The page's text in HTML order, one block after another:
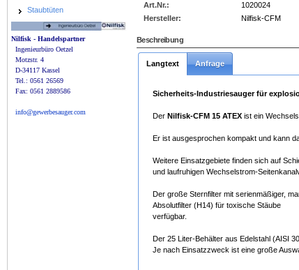
Staubtüten
Nilfisk - Handelspartner
Ingenieurbüro Oetzel
Motzstr. 4
D-34117 Kassel
Tel.: 0561 26569
Fax: 0561 2889586
info@gewerbesauger.com
Art.Nr.:
1020024
Hersteller:
Nilfisk-CFM
Beschreibung
Langtext Anfrage
Sicherheits-Industriesauger für
Der Nilfisk-CFM 15 ATEXist ein
Er ist ausgesprochen kompakt und kann
Weitere Einsatzgebiete finden sich auf
und laufruhigen Wechselstrom-
Der große Sternfilter mit serienmäßiger,
Absolutfilter (H14) für toxische Stäube
verfügbar.
Der 25 Liter-Behälter aus Edelstahl (AISI
Je nach Einsatzzweck ist eine große